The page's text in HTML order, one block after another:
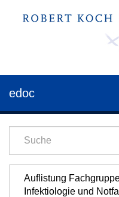
edoc
Auflistung
Infektiologie und